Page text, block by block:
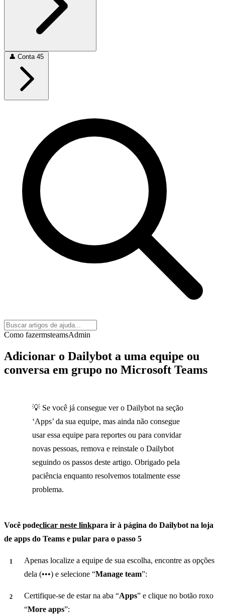
👤 Conta 45
Como fazermsteamsAdmin
Adicionar o Dailybot a uma equipe ou
conversa em grupo no Microsoft Teams
💡 Se você já consegue ver o Dailybot na seção
‘Apps’ da sua equipe, mas ainda não consegue
usar essa equipe para reportes ou para convidar
novas pessoas, remova e reinstale o Dailybot
seguindo os passos deste artigo. Obrigado pela
paciência enquanto resolvemos totalmente esse
problema.
Você podeclicar neste linkpara ir à página do Dailybot na loja
de apps do Teams e pular para o passo 5
Apenas localize a equipe de sua escolha, encontre as opções
dela (•••) e selecione “Manage team”:
Certifique-se de estar na aba “Apps” e clique no botão roxo
“More apps”: